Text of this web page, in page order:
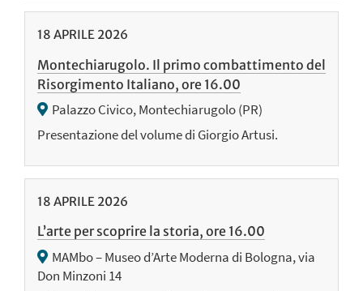
18 APRILE 2026
Montechiarugolo. Il primo combattimento del
Risorgimento Italiano, ore 16.00
Palazzo Civico, Montechiarugolo (PR)
Presentazione del volume di Giorgio Artusi.
18 APRILE 2026
L’arte per scoprire la storia, ore 16.00
MAMbo – Museo d’Arte Moderna di Bologna, via
Don Minzoni 14